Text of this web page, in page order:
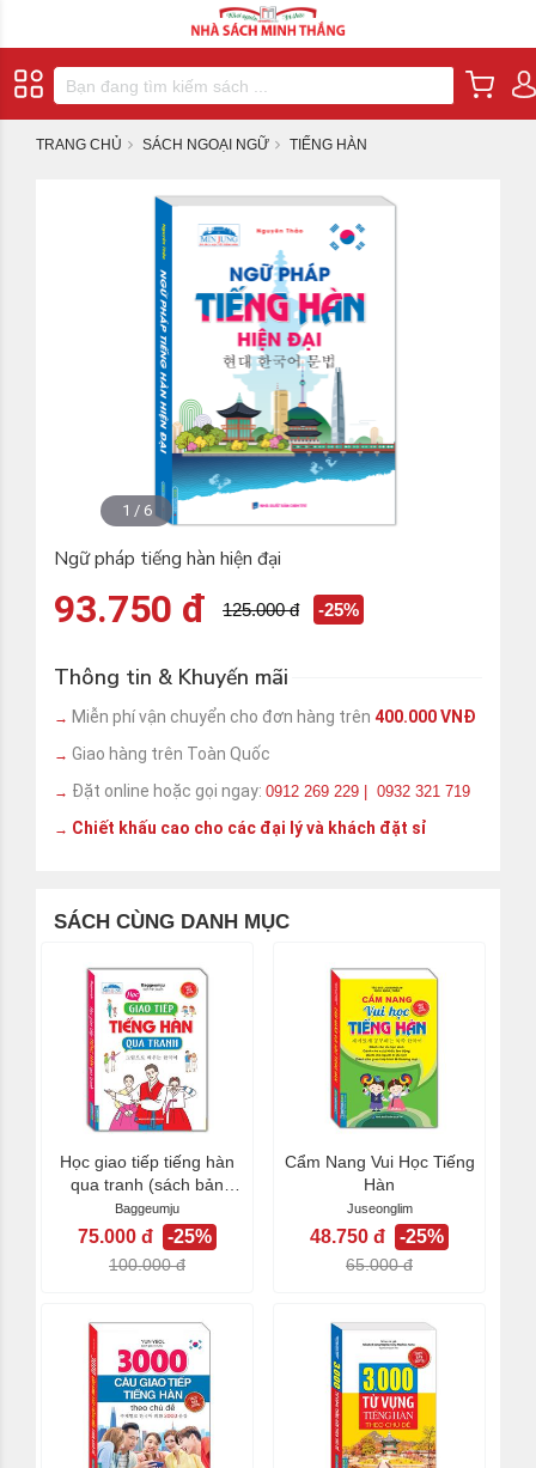
TRANG CHỦ SÁCH NGOẠI NGỮ TIẾNG HÀN
1 / 6
Ngữ pháp tiếng hàn hiện đại
93.750 đ 125.000 đ -25%
Thông tin & Khuyến mãi
→ Miễn phí vận chuyển cho đơn hàng trên 400.000 VNĐ
→ Giao hàng trên Toàn Quốc
→ Đặt online hoặc gọi ngay: 0912 269 229 | 0932 321 719
→ Chiết khấu cao cho các đại lý và khách đặt sỉ
SÁCH CÙNG DANH MỤC
Học giao tiếp tiếng hàn
qua tranh (sách bản
quyền)
Baggeumju
75.000 đ -25%
100.000 đ
Cẩm Nang Vui Học Tiếng
Hàn
Juseonglim
48.750 đ -25%
65.000 đ